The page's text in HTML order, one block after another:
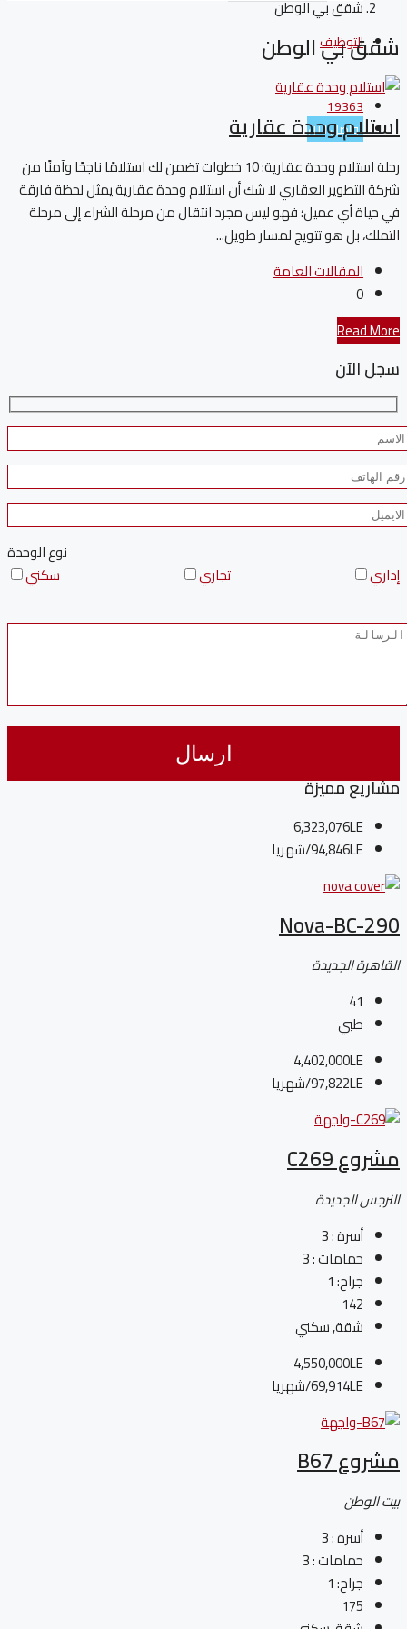
التوظيف
19363
تواصل الآن
شقق بي الوطن
شقق بي الوطن
استلام وحدة عقارية
رحلة استلام وحدة عقارية: 10 خطوات تضمن لك استلامًا ناجحًا وآمنًا من
شركة التطوير العقاري لا شك أن استلام وحدة عقارية يمثل لحظة فارقة
في حياة أي عميل؛ فهو ليس مجرد انتقال من مرحلة الشراء إلى مرحلة
التملك، بل هو تتويج لمسار طويل...
المقالات العامة
0
Read More
سجل الآن
نوع الوحدة
سكني
تجاري إداري
مشاريع مميزة
6,323,076LE
94,846LE/شهريا
Nova-BC-290
القاهرة الجديدة
41
طبي
4,402,000LE
97,822LE/شهريا
مشروع C269
النرجس الجديدة
أسرة :3
حمامات :3
جراح:1
142
شقة, سكني
4,550,000LE
69,914LE/شهريا
مشروع B67
بيت الوطن
أسرة :3
حمامات :3
جراح:1
175